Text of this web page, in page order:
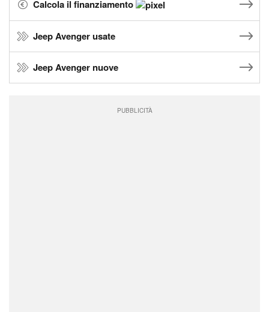
Calcola il finanziamento
Jeep Avenger usate
Jeep Avenger nuove
PUBBLICITÀ